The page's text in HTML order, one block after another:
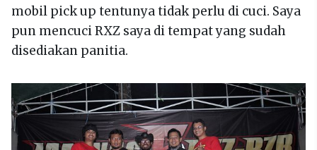
mobil pick up tentunya tidak perlu di cuci. Saya
pun mencuci RXZ saya di tempat yang sudah
disediakan panitia.